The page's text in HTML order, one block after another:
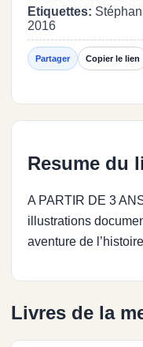
Etiquettes:
2016
Partager Copier le lien
Resume du
A PARTIR DE 3
illustrations
aventure de
Livres de la